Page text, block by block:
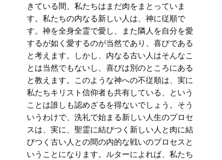
きている間、私たちはまだ肉をまとっていま
す。私たちの内なる新しい人は、神に従順で
す。神を全身全霊で愛し、また隣人を自分を愛
するが如く愛するのが当然であり、喜びである
と考えます。しかし、内なる古い人はそんなこ
とは当然でもないし、喜びは別のところにある
と教えます。このような神への不従順は、実に
私たちキリスト信仰者も共有している、という
ことは誰しも認めざるを得ないでしょう。そう
いうわけで、洗礼で始まる新しい人生のプロセ
スは、実に、聖霊に結びつく新しい人と肉に結
びつく古い人との間の内的な戦いのプロセスと
いうことになります。ルターによれば、私たち